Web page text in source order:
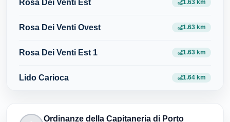
Rosa Dei Venti Est 1.63 km
Rosa Dei Venti Ovest 1.63 km
Rosa Dei Venti Est 1 1.63 km
Lido Carioca 1.64 km
Ordinanze della Capitaneria di Porto